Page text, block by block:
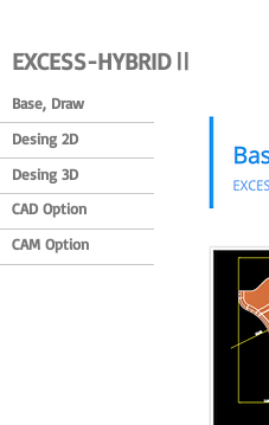
EXCESS-HYBRIDⅡ
Base, Draw
Desing 2D
Desing 3D
CAD Option
CAM Option